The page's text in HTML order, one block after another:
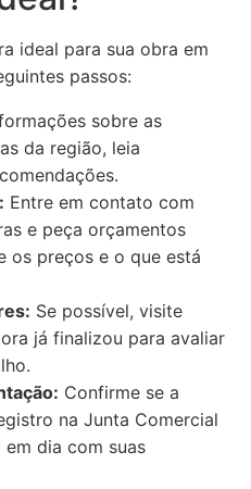
ideal para sua obra em
passos:
sobre as
da região, leia
Entre em contato com
e peça orçamentos
os preços e o que está
Se possível, visite
já finalizou para avaliar
Confirme se a
na Junta Comercial
em dia com suas